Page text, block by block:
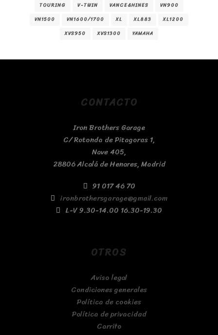
TOURING
V-TWIN VANCE&HINES
VN900
VN1500
VN1600/1700 XL XL883
XL1200
XVS950
XVS1300 YAMAHA
CONTACTO
Iron Brothers Garage
C/ Rotonda de Pitagoras 1,
Nave 405,
28806 Alcalá de Henares, Madrid
91 017 46 70
ironbrothersgarage@gmail.com
L-V 9.30-14.00 16.30-19.30
OTROS
Aviso legal
Condiciones generales
Política de cookies
Política de privacidad
Carrito